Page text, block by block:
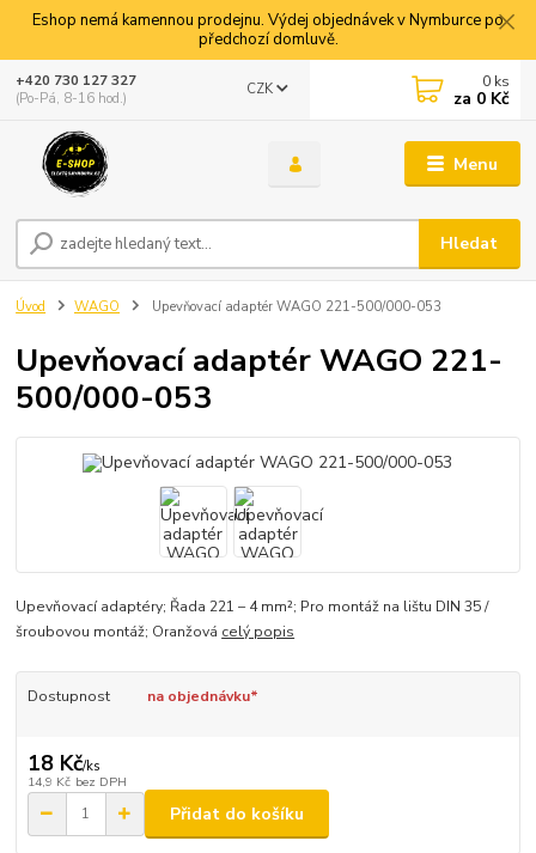
Eshop nemá kamennou prodejnu. Výdej objednávek v Nymburce po
předchozí domluvě.
Menu
CZK
Hledat
+420 730 127 327
(Po-Pá, 8-16 hod.)
0 ks
za 0 Kč
Úvod WAGO Upevňovací adaptér WAGO 221-500/000-053
Upevňovací adaptér WAGO 221-
500/000-053
Upevňovací adaptéry; Řada 221 – 4 mm²; Pro montáž na lištu DIN 35 /
šroubovou montáž; Oranžová celý popis
Dostupnost na objednávku*
18 Kč/ks
14,9 Kč bez DPH
Přidat do košíku